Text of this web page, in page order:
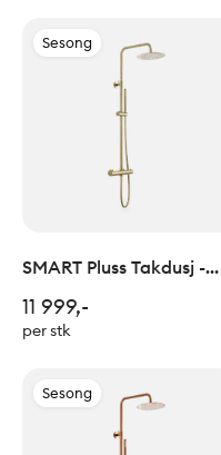
Sesong
SMART Pluss Takdusj -
11 999,-
per stk
Sesong